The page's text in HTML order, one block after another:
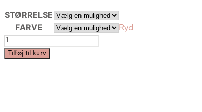
STØRRELSE
FARVE
Ryd
Nyhed
|
Sporta
Tilføj til kurv